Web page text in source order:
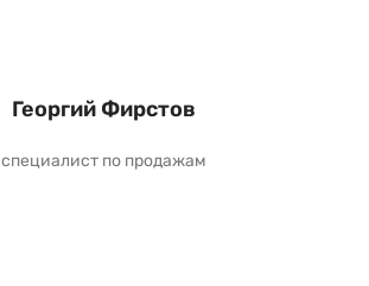
Георгий Фирстов
специалист по продажам